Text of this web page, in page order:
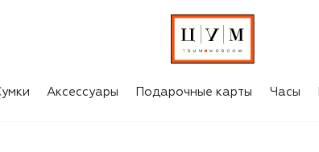
Аксессуары Подарочные карты Часы